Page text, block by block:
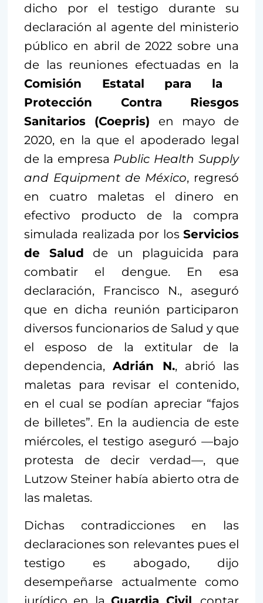
dicho por el testigo durante su
declaración al agente del ministerio
público en abril de 2022 sobre una
de las reuniones efectuadas en la
Comisión Estatal para la
Protección Contra Riesgos
Sanitarios (Coepris) en mayo de
2020, en la que el apoderado legal
de la empresa Public Health Supply
and Equipment de México, regresó
en cuatro maletas el dinero en
efectivo producto de la compra
simulada realizada por los Servicios
de Salud de un plaguicida para
combatir el dengue. En esa
declaración, Francisco N., aseguró
que en dicha reunión participaron
diversos funcionarios de Salud y que
el esposo de la extitular de la
dependencia,Adrián N., abrió las
maletas para revisar el contenido,
en el cual se podían apreciar “fajos
de billetes”. En la audiencia de este
miércoles, el testigo aseguró —bajo
protesta de decir verdad—, que
Lutzow Steiner había abierto otra de
las maletas.
Dichas contradicciones en las
declaraciones son relevantes pues el
testigo es abogado, dijo
desempeñarse actualmente como